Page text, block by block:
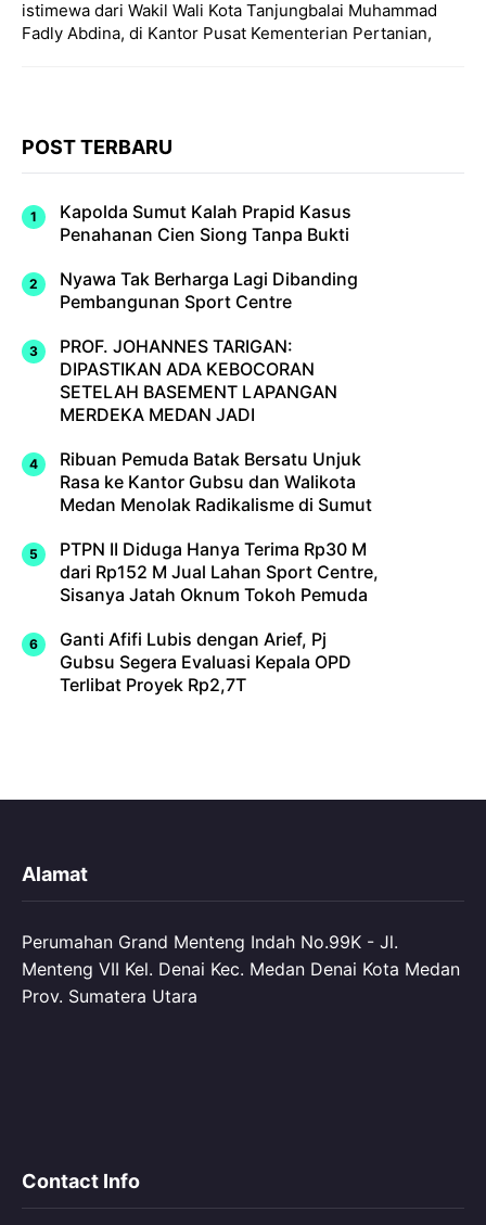
istimewa dari Wakil Wali Kota Tanjungbalai Muhammad
Fadly Abdina, di Kantor Pusat Kementerian Pertanian,
POST TERBARU
Kapolda Sumut Kalah Prapid Kasus
Penahanan Cien Siong Tanpa Bukti
Nyawa Tak Berharga Lagi Dibanding
Pembangunan Sport Centre
PROF. JOHANNES TARIGAN:
DIPASTIKAN ADA KEBOCORAN
SETELAH BASEMENT LAPANGAN
MERDEKA MEDAN JADI
Ribuan Pemuda Batak Bersatu Unjuk
Rasa ke Kantor Gubsu dan Walikota
Medan Menolak Radikalisme di Sumut
PTPN II Diduga Hanya Terima Rp30 M
dari Rp152 M Jual Lahan Sport Centre,
Sisanya Jatah Oknum Tokoh Pemuda
Ganti Afifi Lubis dengan Arief, Pj
Gubsu Segera Evaluasi Kepala OPD
Terlibat Proyek Rp2,7T
Alamat
Perumahan Grand Menteng Indah No.99K - Jl.
Menteng VII Kel. Denai Kec. Medan Denai Kota Medan
Prov. Sumatera Utara
Contact Info